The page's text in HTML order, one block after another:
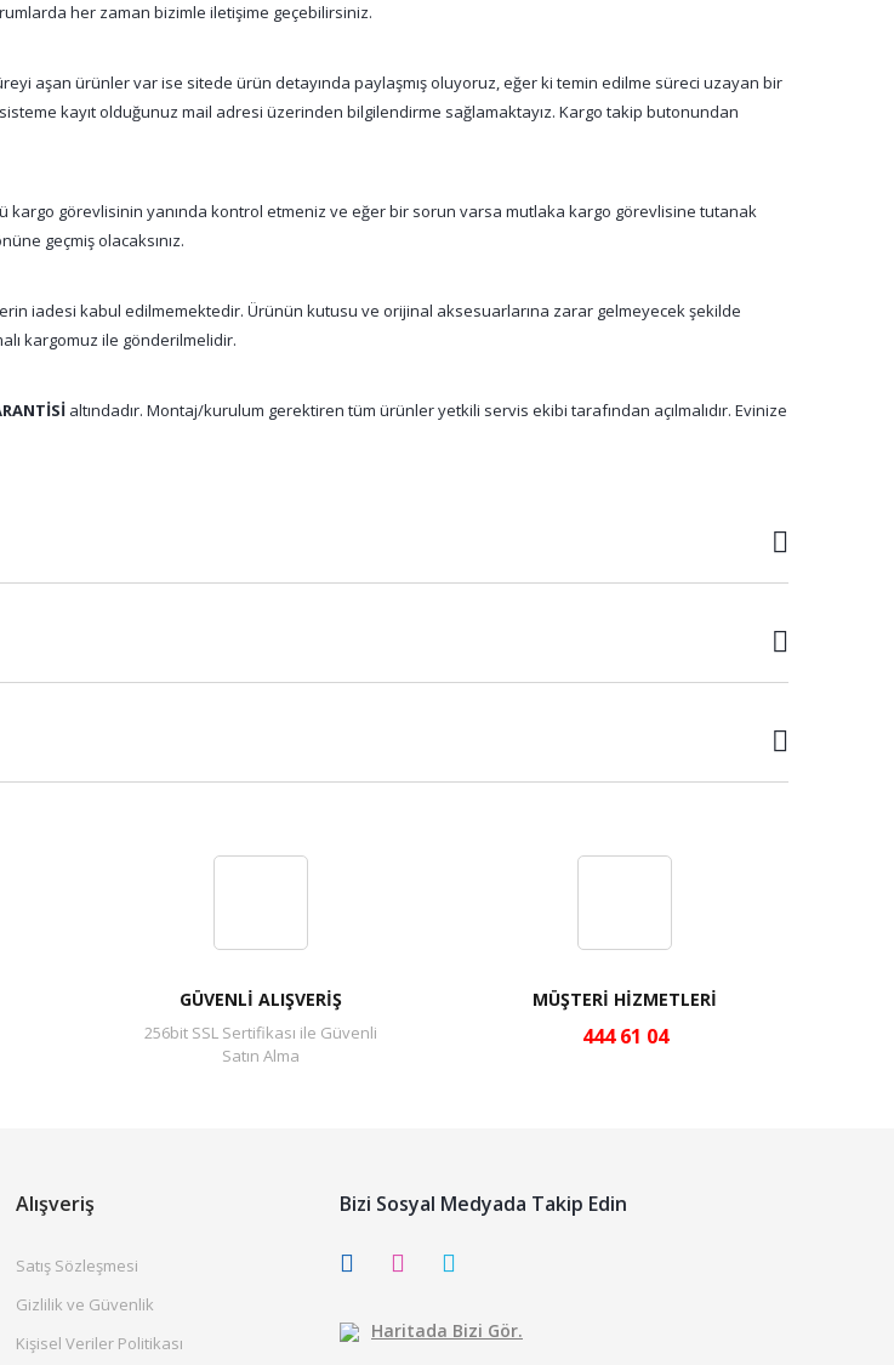
her zaman bizimle iletişime geçebilirsiniz.
aşan ürünler var ise sitede ürün detayında paylaşmış oluyoruz, eğer ki temin edilme süreci uzayan bir
kayıt olduğunuz mail adresi üzerinden bilgilendirme sağlamaktayız. Kargo takip butonundan
kargo görevlisinin yanında kontrol etmeniz ve eğer bir sorun varsa mutlaka kargo görevlisine tutanak
geçmiş olacaksınız.
iadesi kabul edilmemektedir. Ürünün kutusu ve orijinal aksesuarlarına zarar gelmeyecek şekilde
kargomuz ile gönderilmelidir.
altındadır. Montaj/kurulum gerektiren tüm ürünler yetkili servis ekibi tarafından açılmalıdır. Evinize
GÜVENLİ ALIŞVERİŞ
256bit SSL Sertifikası ile Güvenli
Satın Alma
MÜŞTERİ HİZMETLERİ
444 61 04
Alışveriş
Satış Sözleşmesi
Gizlilik ve Güvenlik
Kişisel Veriler Politikası
Bizi Sosyal Medyada Takip Edin
Haritada Bizi Gör.